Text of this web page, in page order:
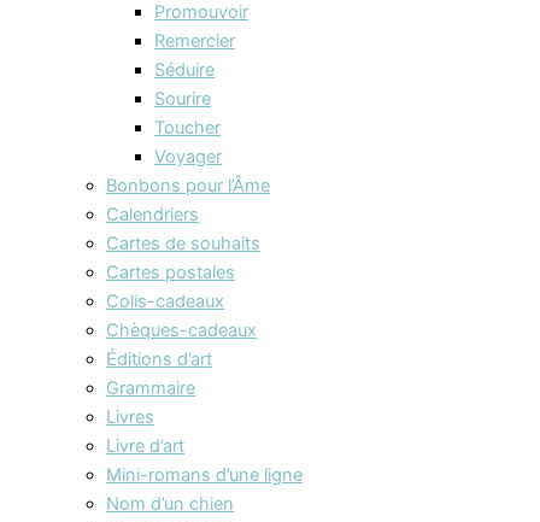
Promouvoir
Remercier
Séduire
Sourire
Toucher
Voyager
Bonbons pour l’Âme
Calendriers
Cartes de souhaits
Cartes postales
Colis-cadeaux
Chèques-cadeaux
Éditions d’art
Grammaire
Livres
Livre d’art
Mini-romans d’une ligne
Nom d’un chien